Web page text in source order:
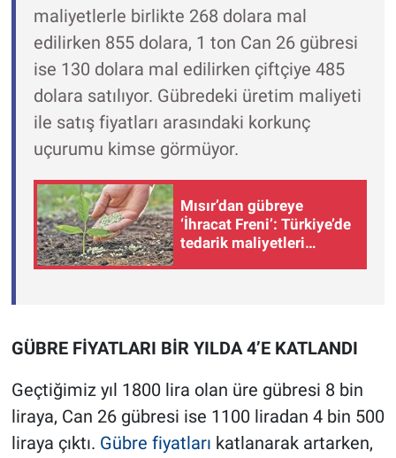
maliyetlerle birlikte 268 dolara mal
edilirken 855 dolara, 1 ton Can 26 gübresi
ise 130 dolara mal edilirken çiftçiye 485
dolara satılıyor. Gübredeki üretim maliyeti
ile satış fiyatları arasındaki korkunç
uçurumu kimse görmüyor.
Mısır’dan gübreye
‘İhracat Freni’: Türkiye’de
tedarik maliyetleri
GÜBRE FİYATLARI BİR YILDA 4’E KATLANDI
Geçtiğimiz yıl 1800 lira olan üre gübresi 8 bin
liraya, Can 26 gübresi ise 1100 liradan 4 bin 500
liraya çıktı. Gübre fiyatları katlanarak artarken,